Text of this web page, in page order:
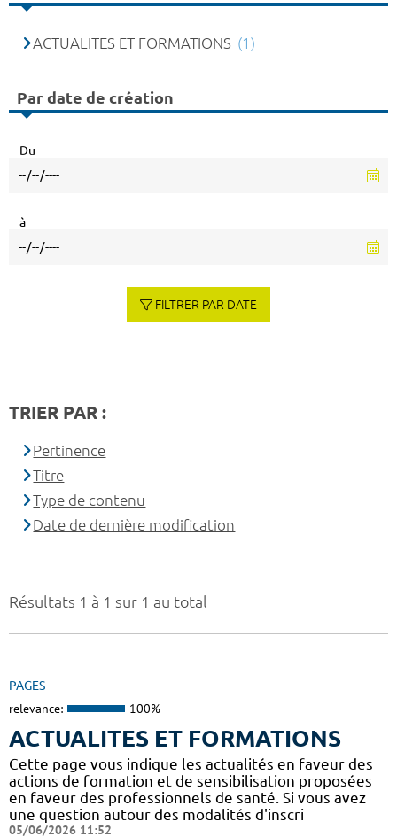
Résultats 1 à 1 sur 1 au total
PAGES
relevance: 100%
ACTUALITES ET FORMATIONS
Cette page vous indique les actualités en faveur des
actions de formation et de sensibilisation proposées
en faveur des professionnels de santé. Si vous avez
une question autour des modalités d'inscri
05/06/2026 11:52
ACTUALITES ET FORMATIONS (1)
Par date de création
Du
à
FILTRER PAR DATE
TRIER PAR :
Pertinence
Titre
Type de contenu
Date de dernière modification